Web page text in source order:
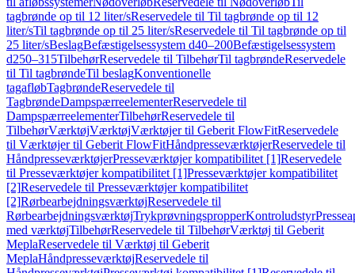
tagbrønde op til 12 liter/sReservedele til Til tagbrønde op til 12
liter/sTil tagbrønde op til 25 liter/sReservedele til Til tagbrønde op til
25 liter/sBeslagBefæstigelsessystem d40–200Befæstigelsessystem
d250–315TilbehørReservedele til TilbehørTil tagbrøndeReservedele
til Til tagbrøndeTil beslagKonventionelle
tagafløbTagbrøndeReservedele til
TagbrøndeDampspærreelementerReservedele til
DampspærreelementerTilbehørReservedele til
TilbehørVærktøjVærktøjVærktøjer til Geberit FlowFitReservedele
til Værktøjer til Geberit FlowFitHåndpresseværktøjerReservedele til
HåndpresseværktøjerPresseværktøjer kompatibilitet [1]Reservedele
til Presseværktøjer kompatibilitet [1]Presseværktøjer kompatibilitet
[2]Reservedele til Presseværktøjer kompatibilitet
[2]RørbearbejdningsværktøjReservedele til
RørbearbejdningsværktøjTrykprøvningspropperKontroludstyr
med værktøjTilbehørReservedele til TilbehørVærktøj til Geberit
MeplaReservedele til Værktøj til Geberit
MeplaHåndpresseværktøjReservedele til